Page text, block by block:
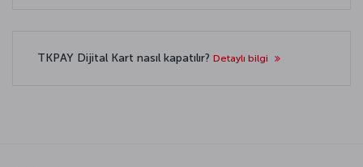
TKPAY Dijital Kart nasıl kapatılır? Detaylı bilgi